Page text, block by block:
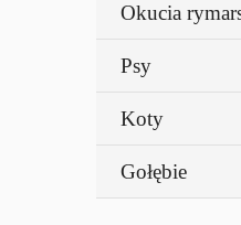
Okucia
Psy
Koty
Gołębie